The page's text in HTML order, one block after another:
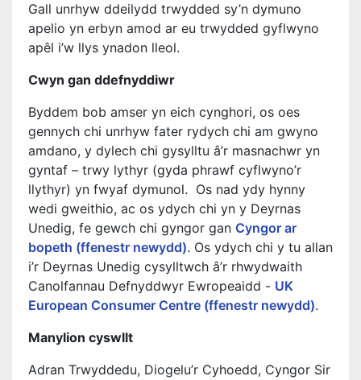
Gall unrhyw ddeilydd trwydded sy’n dymuno
apelio yn erbyn amod ar eu trwydded gyflwyno
apêl i’w llys ynadon lleol.
Cwyn gan ddefnyddiwr
Byddem bob amser yn eich cynghori, os oes
gennych chi unrhyw fater rydych chi am gwyno
amdano, y dylech chi gysylltu â’r masnachwr yn
gyntaf – trwy lythyr (gyda phrawf cyflwyno’r
llythyr) yn fwyaf dymunol. Os nad ydy hynny
wedi gweithio, ac os ydych chi yn y Deyrnas
Unedig, fe gewch chi gyngor gan Cyngor ar
bopeth (ffenestr newydd). Os ydych chi y tu allan
i’r Deyrnas Unedig cysylltwch â’r rhwydwaith
Canolfannau Defnyddwyr Ewropeaidd - UK
European Consumer Centre (ffenestr newydd).
Manylion cyswllt
Adran Trwyddedu, Diogelu’r Cyhoedd, Cyngor Sir